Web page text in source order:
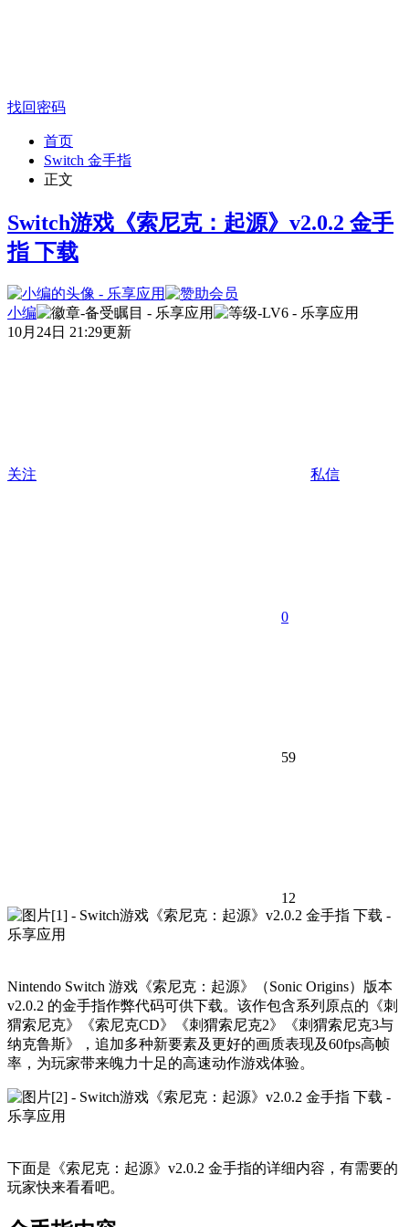
找回密码
首页
Switch 金手指
正文
Switch游戏《索尼克：起源》v2.0.2 金手
指 下载
小编
10月24日 21:29更新
关注 私信
0
59
12
Nintendo Switch 游戏《索尼克：起源》（Sonic Origins）版本
v2.0.2 的金手指作弊代码可供下载。该作包含系列原点的《刺
猬索尼克》《索尼克CD》《刺猬索尼克2》《刺猬索尼克3与
纳克鲁斯》，追加多种新要素及更好的画质表现及60fps高帧
率，为玩家带来魄力十足的高速动作游戏体验。
下面是《索尼克：起源》v2.0.2 金手指的详细内容，有需要的
玩家快来看看吧。